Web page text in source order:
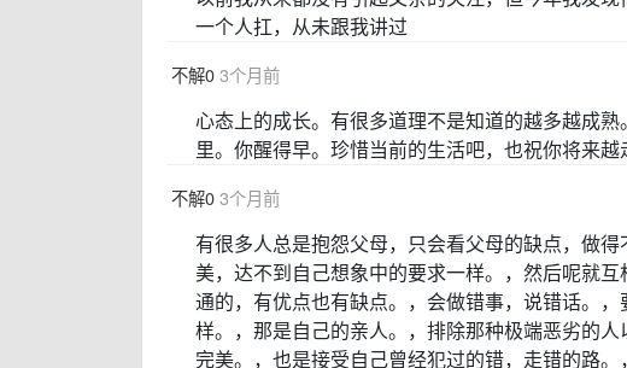
一个人扛，从未跟我讲过
不解03个月前
心态上的成长。有很多道理不是知道的越多越成
里。你醒得早。珍惜当前的生活吧，也祝你将来越
不解03个月前
有很多人总是抱怨父母，只会看父母的缺点，做
美，达不到自己想象中的要求一样。，然后呢就
通的，有优点也有缺点。，会做错事，说错话。
样。，那是自己的亲人。，排除那种极端恶劣的
完美。，也是接受自己曾经犯过的错，走错的路